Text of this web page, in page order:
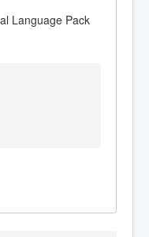
Language Pack